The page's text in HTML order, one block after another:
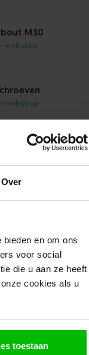
Over
en om ons
voor social
die u aan ze heeft
cookies als u
toestaan
M10
webshop
webshop
6,5x130mm